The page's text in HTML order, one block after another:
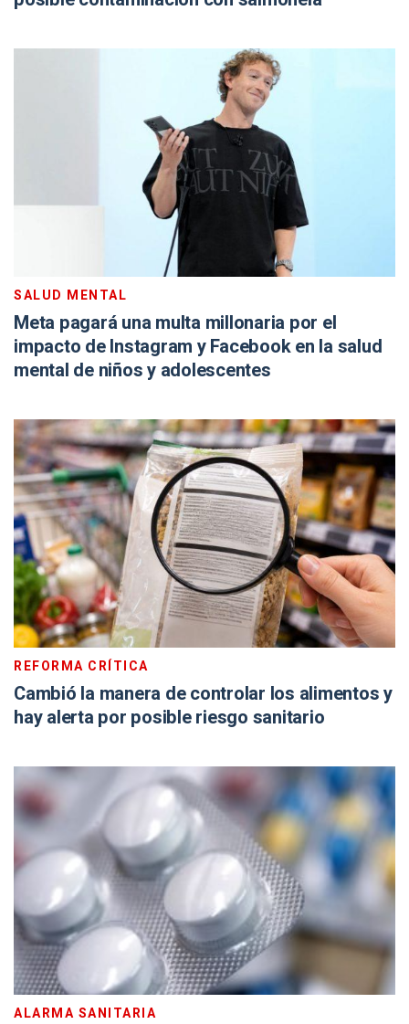
SALUD MENTAL
Meta pagará una multa millonaria por el
impacto de Instagram y Facebook en la salud
mental de niños y adolescentes
REFORMA CRÍTICA
Cambió la manera de controlar los alimentos y
hay alerta por posible riesgo sanitario
ALARMA SANITARIA